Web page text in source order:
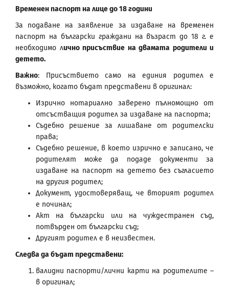
Временен паспорт на лице до 18 години
За подаване на заявление за издаване на временен
паспорт на български граждани на възраст до 18 г. е
необходимо лично присъствие на двамата родители и
детето.
Важно: Присъствието само на единия родител е
възможно, когато бъдат представени в оригинал:
Изрично нотариално заверено пълномощно от
отсъстващия родител за издаване на паспорта;
Съдебно решение за лишаване от родителски
права;
Съдебно решение, в което изрично е записано, че
родителят може да подаде документи за
издаване на паспорт на детето без съгласието
на другия родител;
Документ, удостоверяващ, че вторият родител
е починал;
Акт на български или на чуждестранен съд,
потвърден от български съд;
Другият родител е в неизвестен.
Следва да бъдат представени:
валидни паспорти/лични карти на родителите –
в оригинал;